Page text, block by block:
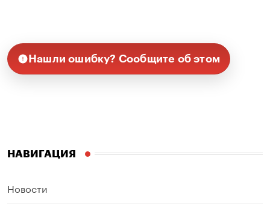
Нашли ошибку? Сообщите об этом
НАВИГАЦИЯ
Новости